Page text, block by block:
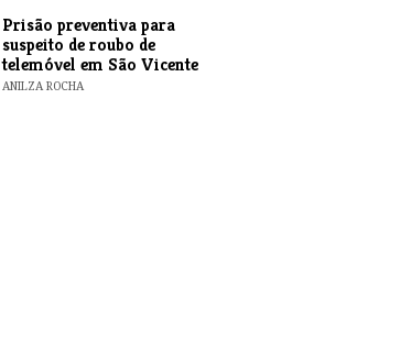
Prisão preventiva para
suspeito de roubo de
telemóvel em São Vicente
ANILZA ROCHA